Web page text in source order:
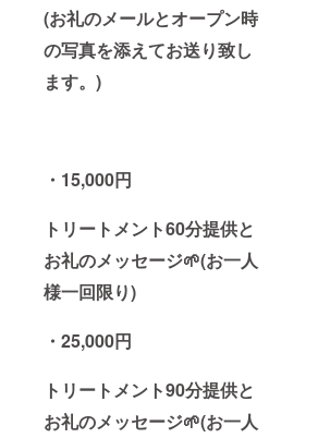
(お礼のメールとオープン時
の写真を添えてお送り致し
ます。)
・15,000円
トリートメント60分提供と
お礼のメッセージ🌱(お一人
様一回限り)
・25,000円
トリートメント90分提供と
お礼のメッセージ🌱(お一人